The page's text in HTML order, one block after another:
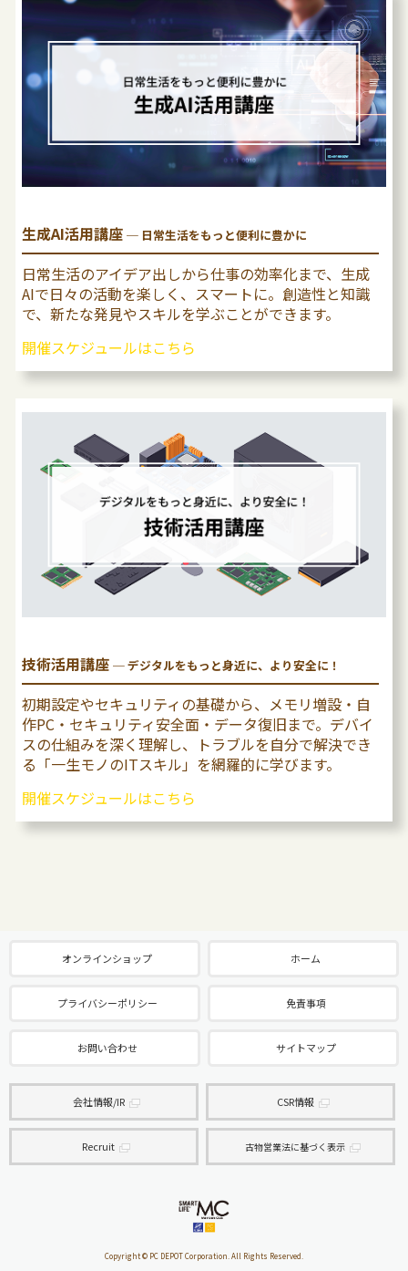
生成AI活用講座─ ⽇常⽣活をもっと便利に豊かに
⽇常⽣活のアイデア出しから仕事の効率化まで、⽣成
AIで⽇々の活動を楽しく、スマートに。創造性と知識
で、新たな発⾒やスキルを学ぶことができます。
開催スケジュールはこちら
技術活用講座─ デジタルをもっと身近に、より安全に！
初期設定やセキュリティの基礎から、メモリ増設・自
作PC・セキュリティ安全面・データ復旧まで。デバイ
スの仕組みを深く理解し、トラブルを自分で解決でき
る「一生モノのITスキル」を網羅的に学びます。
開催スケジュールはこちら
オンラインショップ ホーム
プライバシーポリシー 免責事項
お問い合わせ サイトマップ
会社情報/IR CSR情報
Recruit 古物営業法に基づく表示
Copyright © PC DEPOT Corporation. All Rights Reserved.